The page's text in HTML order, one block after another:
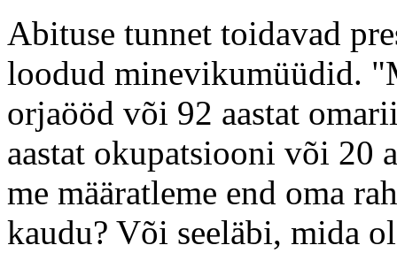
Abituse tunnet toidavad
loodud minevikumüüdid.
orjaööd või 92 aastat
aastat okupatsiooni või 20
me määratleme end oma
kaudu? Või seeläbi, mida